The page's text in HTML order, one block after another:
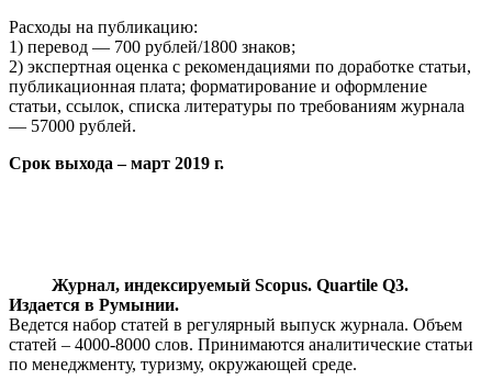
Расходы на публикацию:
1) перевод — 700 рублей/1800 знаков;
2) экспертная оценка с рекомендациями по доработке статьи,
публикационная плата; форматирование и оформление
статьи, ссылок, списка литературы по требованиям журнала
— 57000 рублей.
Срок выхода – март 2019 г.
Журнал, индексируемый Scopus. Quartile Q3.
Издается в Румынии.
Ведется набор статей в регулярный выпуск журнала. Объем
статей – 4000-8000 слов. Принимаются аналитические статьи
по менеджменту, туризму, окружающей среде.